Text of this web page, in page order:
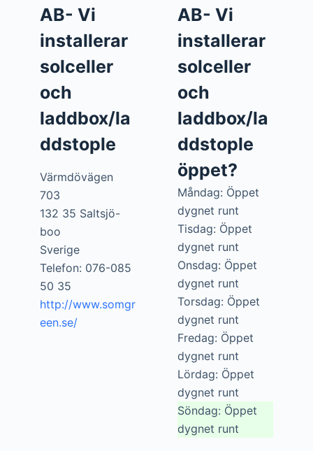
AB- Vi
installerar
solceller
och
laddbox/la
ddstople
Värmdövägen
703
132 35 Saltsjö-
boo
Sverige
Telefon: 076-085
50 35
http://www.somgr
een.se/
AB- Vi
installerar
solceller
och
laddbox/la
ddstople
öppet?
Måndag: Öppet
dygnet runt
Tisdag: Öppet
dygnet runt
Onsdag: Öppet
dygnet runt
Torsdag: Öppet
dygnet runt
Fredag: Öppet
dygnet runt
Lördag: Öppet
dygnet runt
Söndag: Öppet
dygnet runt